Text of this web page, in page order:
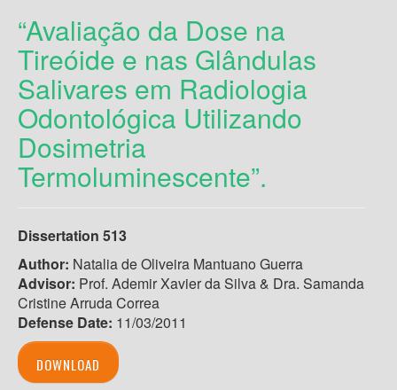
“Avaliação da Dose na
Tireóide e nas Glândulas
Salivares em Radiologia
Odontológica Utilizando
Dosimetria
Termoluminescente”.
Dissertation 513
Author: Natalia de Oliveira Mantuano Guerra
Advisor: Prof. Ademir Xavier da Silva & Dra. Samanda
Cristine Arruda Correa
Defense Date: 11/03/2011
DOWNLOAD